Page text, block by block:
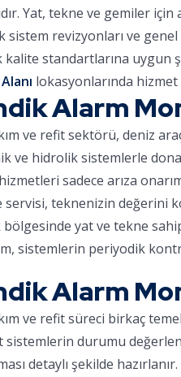
Yat, tekne ve gemiler
sistem revizyonları ve
kalite standartlarına uygun
lokasyonlarında
Alarm
ve refit sektörü, deniz
ve hidrolik sistemlerle
sadece arıza
servisi, teknenizin değerini
bölgesinde yat ve tekne
sistemlerin periyodik
Alarm
ve refit süreci birkaç
sistemlerin durumu
detaylı şekilde